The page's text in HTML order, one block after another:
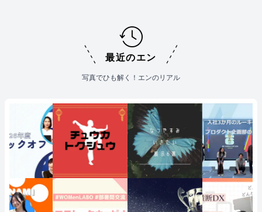
最近のエン
写真でひも解く！エンのリアル